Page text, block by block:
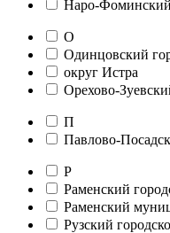
Наро-Фоминский
О
Одинцовский
округ Истра
Орехово-
П
Павлово-
Р
Раменский
Раменский
Рузский